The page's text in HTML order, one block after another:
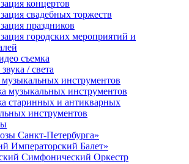
концертов
свадебных торжеств
праздников
городских мероприятий и
съемка
/ света
инструментов
музыкальных инструментов
старинных и антикварных
инструментов
Санкт-Петербурга»
Императорский Балет»
Симфонический Оркестр